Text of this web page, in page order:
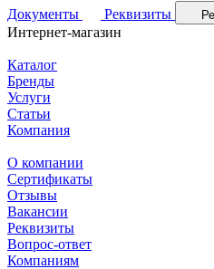
Документы
Реквизиты
Интернет-магазин
Каталог
Бренды
Услуги
Статьи
Компания
О компании
Сертификаты
Отзывы
Вакансии
Реквизиты
Вопрос-ответ
Компаниям